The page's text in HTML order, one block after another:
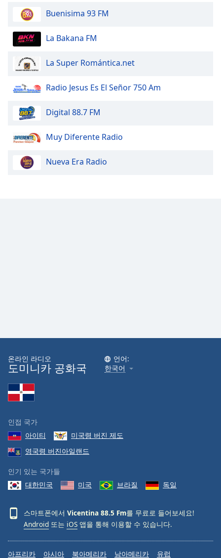
Buenisima 93 FM
La Bakana FM
La Super Romántica.net
Radio Jesus Es El Señor 750 Am
Digital 88.7 FM
Muy Diferente Radio
Nueva Era Radio
온라인 라디오
도미니카 공화국
언어:
한국어
인접 국가
아이티
미국령 버진 제도
영국령 버진아일랜드
인기 있는 국가들
대한민국
미국 브라질 독일
스마트폰에서 Vicentina 88.5 Fm를 무료로 들어보세요!
Android 또는 iOS 앱을 통해 이용할 수 있습니다.
아프리카 아시아 북아메리카 남아메리카 유럽